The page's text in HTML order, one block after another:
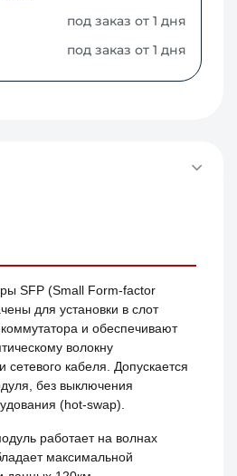
под заказ от 1 дня
под заказ от 1 дня
SFP (Small Form-factor
для установки в слот
и обеспечивают
волокну
кабеля. Допускается
без выключения
(hot-swap).
работает на волнах
максимальной